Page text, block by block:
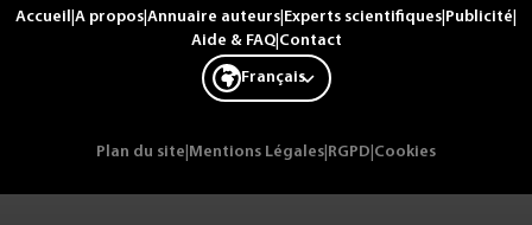
Accueil A propos Annuaire auteurs Experts scientifiques Publicité
Aide & FAQ| Contact
Français
Plan du site Mentions Légales RGPD Cookies